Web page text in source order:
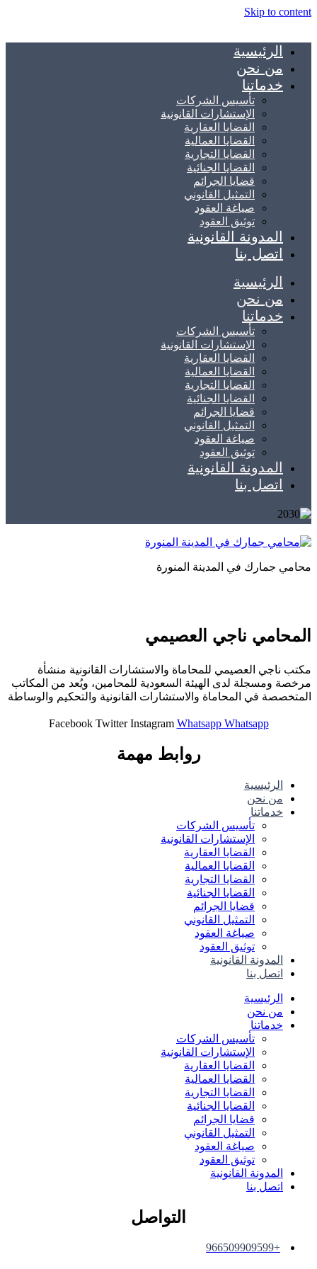
Skip to content
الرئيسية
من نحن
خدماتنا
تأسيس الشركات
الإستشارات القانونية
القضايا العقارية
القضايا العمالية
القضايا التجارية
القضايا الجنائية
قضايا الجرائم
التمثيل القانوني
صياغة العقود
توثيق العقود
المدونة القانونية
اتصل بنا
الرئيسية
من نحن
خدماتنا
تأسيس الشركات
الإستشارات القانونية
القضايا العقارية
القضايا العمالية
القضايا التجارية
القضايا الجنائية
قضايا الجرائم
التمثيل القانوني
صياغة العقود
توثيق العقود
المدونة القانونية
اتصل بنا
محامي جمارك في المدينة المنورة
المحامي ناجي العصيمي
مكتب ناجي العصيمي للمحاماة والاستشارات القانونية منشأة
مرخصة ومسجلة لدى الهيئة السعودية للمحامين، ويُعد من المكاتب
المتخصصة في المحاماة والاستشارات القانونية والتحكيم والوساطة
Facebook Twitter Instagram Whatsapp Whatsapp
روابط مهمة
الرئيسية
من نحن
خدماتنا
تأسيس الشركات
الإستشارات القانونية
القضايا العقارية
القضايا العمالية
القضايا التجارية
القضايا الجنائية
قضايا الجرائم
التمثيل القانوني
صياغة العقود
توثيق العقود
المدونة القانونية
اتصل بنا
الرئيسية
من نحن
خدماتنا
تأسيس الشركات
الإستشارات القانونية
القضايا العقارية
القضايا العمالية
القضايا التجارية
القضايا الجنائية
قضايا الجرائم
التمثيل القانوني
صياغة العقود
توثيق العقود
المدونة القانونية
اتصل بنا
التواصل
+966509909599